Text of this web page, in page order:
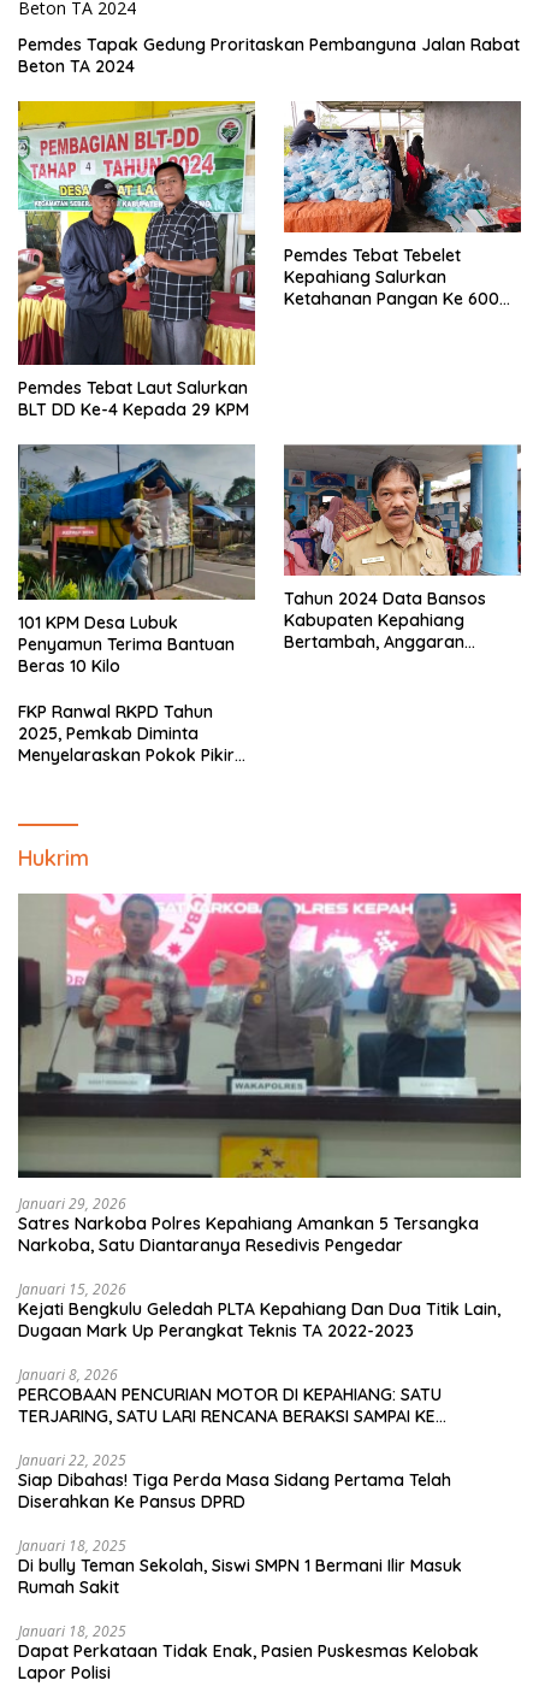
Pemdes Tapak Gedung Proritaskan Pembanguna Jalan Rabat
Beton TA 2024
Pemdes Tebat Laut Salurkan
BLT DD Ke-4 Kepada 29 KPM
Pemdes Tebat Tebelet
Kepahiang Salurkan
Ketahanan Pangan Ke 600
101 KPM Desa Lubuk
Penyamun Terima Bantuan
Beras 10 Kilo
Tahun 2024 Data Bansos
Kabupaten Kepahiang
Bertambah, Anggaran
FKP Ranwal RKPD Tahun
2025, Pemkab Diminta
Menyelaraskan Pokok Pikiran
Hukrim
Januari 29, 2026
Satres Narkoba Polres Kepahiang Amankan 5 Tersangka
Narkoba, Satu Diantaranya Resedivis Pengedar
Januari 15, 2026
Kejati Bengkulu Geledah PLTA Kepahiang Dan Dua Titik Lain,
Dugaan Mark Up Perangkat Teknis TA 2022-2023
Januari 8, 2026
PERCOBAAN PENCURIAN MOTOR DI KEPAHIANG: SATU
TERJARING, SATU LARI RENCANA BERAKSI SAMPAI KE
Januari 22, 2025
Siap Dibahas! Tiga Perda Masa Sidang Pertama Telah
Diserahkan Ke Pansus DPRD
Januari 18, 2025
Di bully Teman Sekolah, Siswi SMPN 1 Bermani Ilir Masuk
Rumah Sakit
Januari 18, 2025
Dapat Perkataan Tidak Enak, Pasien Puskesmas Kelobak
Lapor Polisi